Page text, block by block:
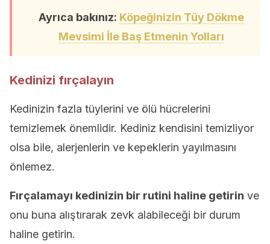
Ayrıca bakınız: Köpeğinizin Tüy Dökme
Mevsimi İle Baş Etmenin Yolları
Kedinizi fırçalayın
Kedinizin fazla tüylerini ve ölü hücrelerini
temizlemek önemlidir. Kediniz kendisini temizliyor
olsa bile, alerjenlerin ve kepeklerin yayılmasını
önlemez.
Fırçalamayı kedinizin bir rutini haline getirin ve
onu buna alıştırarak zevk alabileceği bir durum
haline getirin.